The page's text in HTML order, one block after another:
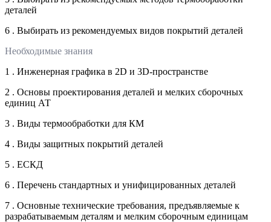
деталей
6 . Выбирать из рекомендуемых видов покрытий деталей
Необходимые знания
1 . Инженерная графика в 2D и 3D-пространстве
2 . Основы проектирования деталей и мелких сборочных
единиц АТ
3 . Виды термообработки для КМ
4 . Виды защитных покрытий деталей
5 . ЕСКД
6 . Перечень стандартных и унифицированных деталей
7 . Основные технические требования, предъявляемые к
разрабатываемым деталям и мелким сборочным единицам